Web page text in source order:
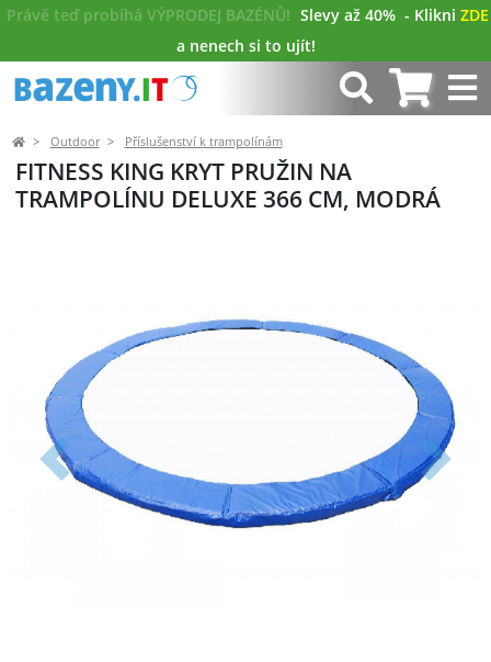
Právě teď probíhá VÝPRODEJ BAZÉNŮ! Slevy až 40% - Klikni ZDE
a nenech si to ujít!
Outdoor Příslušenství k trampolínám
FITNESS KING KRYT PRUŽIN NA
TRAMPOLÍNU DELUXE 366 CM, MODRÁ
Předchozí Další